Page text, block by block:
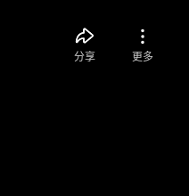
分享 更多